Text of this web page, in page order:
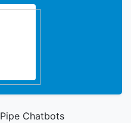
Pipe Chatbots